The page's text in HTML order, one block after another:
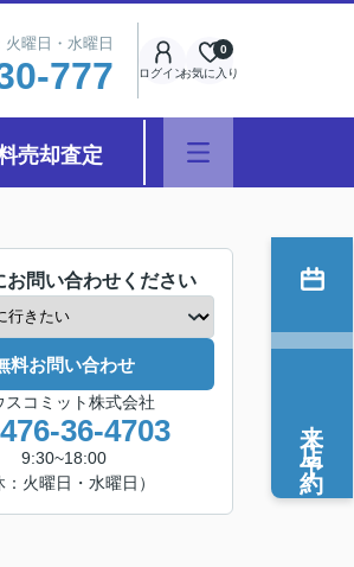
曜日・水曜日
777 ログインお気に入り
0
売却査定
お問い合わせください
料お問い合わせ
スコミット株式会社
36-4703
9:30~18:00
：火曜日・水曜日）
来店予約